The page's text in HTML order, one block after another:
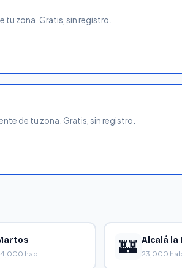
zona. Gratis, sin registro.
de tu zona. Gratis, sin registro.
hab. 🏰 Alcalá la
23,000 hab.